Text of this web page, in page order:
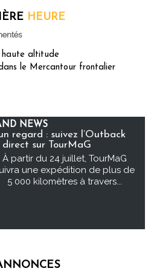
HEURE
haute altitude
le Mercantour frontalier
NEWS
regard : suivez l’Outback
sur TourMaG
À partir du 24 juillet, TourMaG
une expédition de plus de
5 000 kilomètres à travers...